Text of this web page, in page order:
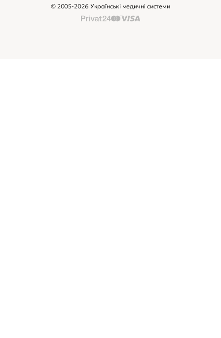
© 2005-2026 Українські медичні системи